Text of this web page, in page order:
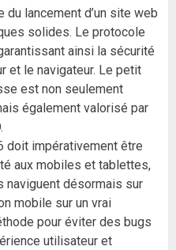
lancement d’un site web
solides. Le protocole
ainsi la sécurité
et le navigateur. Le petit
est non seulement
également valorisé par
doit impérativement être
aux mobiles et tablettes,
naviguent désormais sur
mobile sur un vrai
pour éviter des bugs
utilisateur et